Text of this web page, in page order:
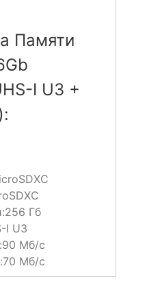
Памяти
I U3 +
256 Гб
I U3
90 Мб/с
70 Мб/с